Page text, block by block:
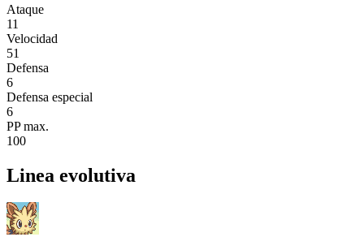
Ataque
11
Velocidad
51
Defensa
6
Defensa especial
6
PP max.
100
Linea evolutiva